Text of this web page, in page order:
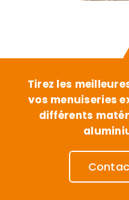
Tirez les
vos menuiseries
différents